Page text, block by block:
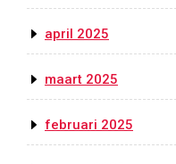
april 2025
maart 2025
februari 2025